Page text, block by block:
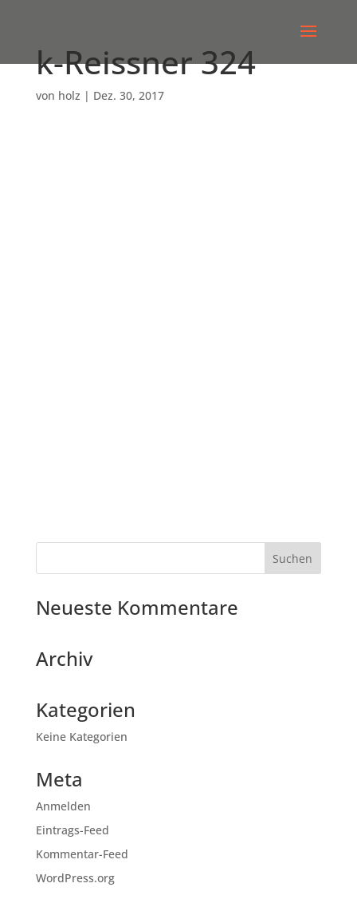
k-Reissner 324
von holz | Dez. 30, 2017
Neueste Kommentare
Archiv
Kategorien
Keine Kategorien
Meta
Anmelden
Eintrags-Feed
Kommentar-Feed
WordPress.org